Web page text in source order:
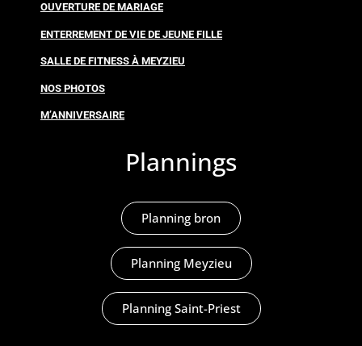
OUVERTURE DE MARIAGE
ENTERREMENT DE VIE DE JEUNE FILLE
SALLE DE FITNESS À MEYZIEU
NOS PHOTOS
M’ANNIVERSAIRE
Plannings
Planning bron
Planning Meyzieu
Planning Saint-Priest